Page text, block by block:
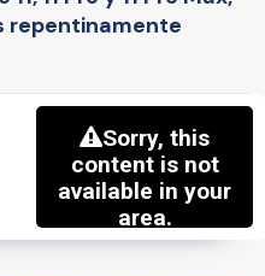
repentinamente